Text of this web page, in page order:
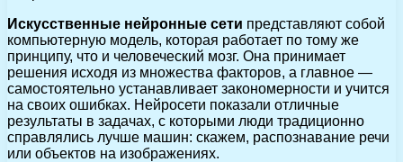
Искусственные нейронные сети представляют собой
компьютерную модель, которая работает по тому же
принципу, что и человеческий мозг. Она принимает
решения исходя из множества факторов, а главное —
самостоятельно устанавливает закономерности и учится
на своих ошибках. Нейросети показали отличные
результаты в задачах, с которыми люди традиционно
справлялись лучше машин: скажем, распознавание речи
или объектов на изображениях.